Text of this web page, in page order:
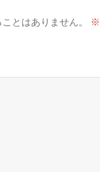
とはありません。 ※